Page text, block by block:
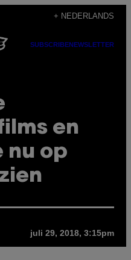
+ NEDERLANDS
SUBSCRIBENEWSLETTER
en
nu op
juli 29, 2018, 3:15pm